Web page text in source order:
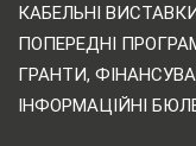
КАБЕЛЬНІ
ПОПЕРЕДНІ
ГРАНТИ,
ІНФОРМАЦІЙНІ